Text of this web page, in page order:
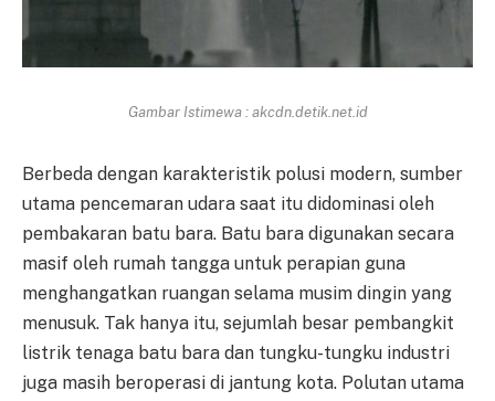
Gambar Istimewa : akcdn.detik.net.id
Berbeda dengan karakteristik polusi modern, sumber
utama pencemaran udara saat itu didominasi oleh
pembakaran batu bara. Batu bara digunakan secara
masif oleh rumah tangga untuk perapian guna
menghangatkan ruangan selama musim dingin yang
menusuk. Tak hanya itu, sejumlah besar pembangkit
listrik tenaga batu bara dan tungku-tungku industri
juga masih beroperasi di jantung kota. Polutan utama